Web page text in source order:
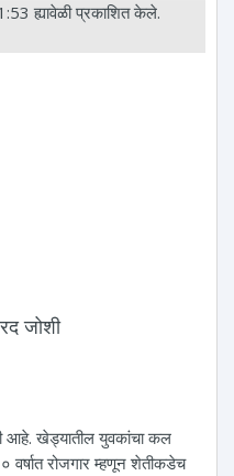
ह्यावेळी प्रकाशित केले.
जोशी
खेड्यातील युवकांचा कल
रोजगार म्हणून शेतीकडेच